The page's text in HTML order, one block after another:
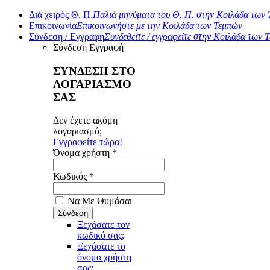
Διά χειρός Θ. Π.Παλιά μηνύματα του Θ. Π. στην Κοιλάδα των
ΕπικοινωνίαΕπικοινωνήστε με την Κοιλάδα των Τεμπών
Σύνδεση / ΕγγραφήΣυνδεθείτε / εγγραφείτε στην Κοιλάδα των
Σύνδεση Εγγραφή
ΣΥΝΔΕΣΗ ΣΤΟ
ΛΟΓΑΡΙΑΣΜΟ
ΣΑΣ
Δεν έχετε ακόμη
λογαριασμό;
Εγγραφείτε τώρα!
Όνομα χρήστη *
Κωδικός *
Να Με Θυμάσαι
Ξεχάσατε τον
κωδικό σας;
Ξεχάσατε το
όνομα χρήστη